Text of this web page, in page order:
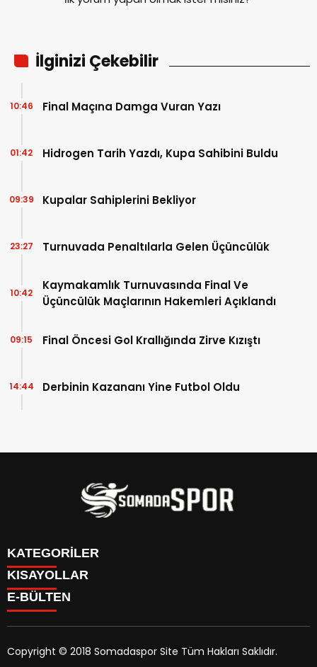
İlginizi Çekebilir
Final Maçına Damga Vuran Yazı
10:46
Hidrogen Tarih Yazdı, Kupa Sahibini Buldu
01:42
Kupalar Sahiplerini Bekliyor
09:39
Turnuvada Penaltılarla Gelen Üçüncülük
23:27
Kaymakamlık Turnuvasında Final Ve
Üçüncülük Maçlarının Hakemleri Açıklandı
10:42
Final Öncesi Gol Krallığında Zirve Kızıştı
09:15
Derbinin Kazananı Yine Futbol Oldu
14:44
KATEGORİLER
İletişim
İstatistikler & Puan Durumu & Fikstür
Yayın Politikamız
KISAYOLLAR
Genel
Somaspor
E-BÜLTEN
Copyright © 2018 Somadaspor Site Tüm Hakları Saklıdır.